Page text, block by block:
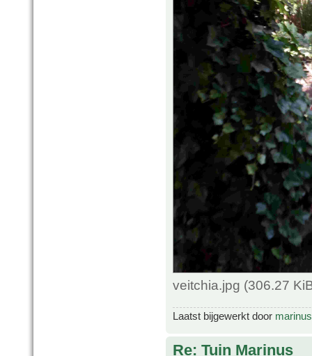
veitchia.jpg (306.27
Laatst bijgewerkt door marinus
Re: Tuin Marinus